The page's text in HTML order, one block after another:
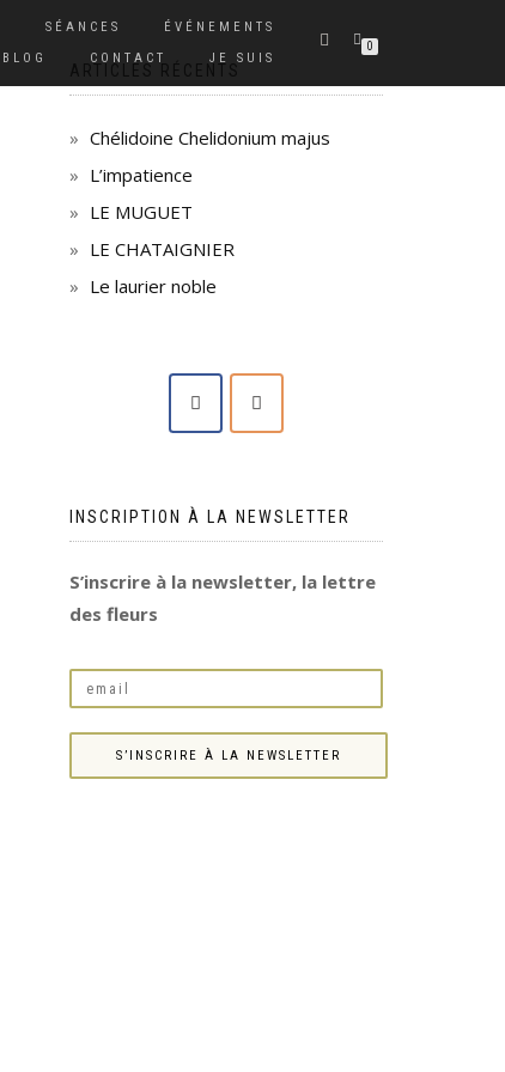
SÉANCES
ÉVÉNEMENTS
BLOG
CONTACT JE SUIS
0
Chélidoine Chelidonium majus
L’impatience
LE MUGUET
LE CHATAIGNIER
Le laurier noble
INSCRIPTION À LA NEWSLETTER
S’inscrire à la newsletter, la lettre
des fleurs